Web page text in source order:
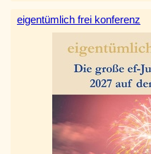
eigentümlich frei konferenz